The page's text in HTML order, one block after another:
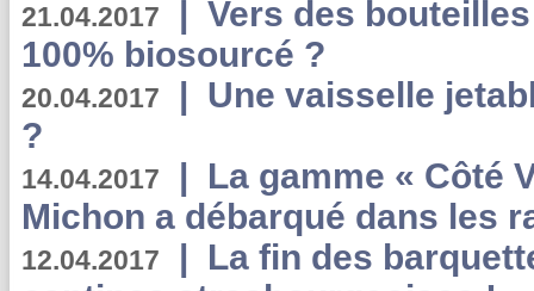
21.04.2017 | Vers des
100% biosourcé ?
20.04.2017 | Une vaisselle
?
14.04.2017 | La gamme « Côté
Michon a débarqué dans les
12.04.2017 | La fin des